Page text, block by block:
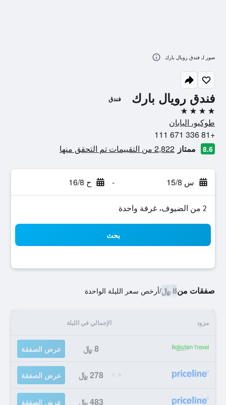
فندق رويال بارك فندق
4 نجوم
طوكيو، اليابان
+81 336 671 111
8.6 ممتاز 2,822 من التقييمات تم التحقق منها
س 15/8 - ح 16/8
2 من الضيوف، غرفة واحدة
بحث
صفقات من8 ﷼ /أرخص سعر الليلة الواحدة
مزود الإجمالي في الليلة
8 ﷼ عرض الصفقة
278 ﷼ عرض الصفقة
483 ﷼ عرض الصفقة
صور لـ فندق رويال بارك